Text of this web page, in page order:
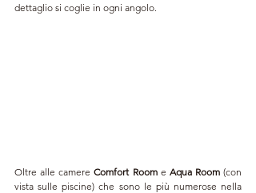
dettaglio si coglie in ogni angolo.
Oltre alle camere Comfort Room e Aqua Room (con
vista sulle piscine) che sono le più numerose nella